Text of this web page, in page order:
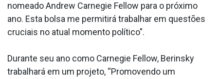
nomeado Andrew Carnegie Fellow para o próximo
ano. Esta bolsa me permitirá trabalhar em questões
cruciais no atual momento político".
Durante seu ano como Carnegie Fellow, Berinsky
trabalhará em um projeto, “Promovendo um